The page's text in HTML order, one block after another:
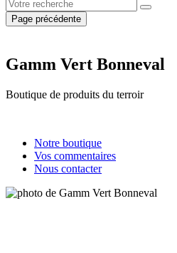
Page précédente
Gamm Vert Bonneval
Boutique de produits du terroir
Notre boutique
Vos commentaires
Nous contacter